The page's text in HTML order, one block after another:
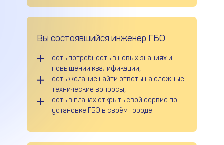
Вы состоявшийся инженер ГБО
есть потребность в новых знаниях и
повышении квалификации;
есть желание найти ответы на сложные
технические вопросы;
есть в планах открыть свой сервис по
установке ГБО в своём городе.